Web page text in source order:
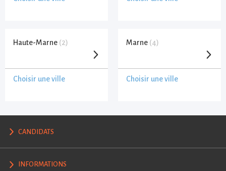
Haute-Marne (2)
Choisir une ville
Marne (4)
Choisir une ville
CANDIDATS
INFORMATIONS